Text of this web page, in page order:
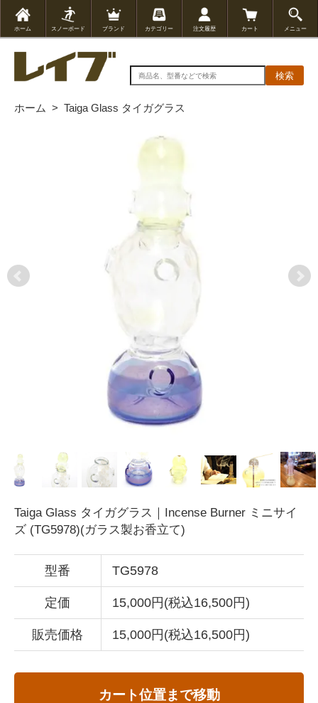
ホーム スノーボード ブランド カテゴリー 注文履歴 カート メニュー
検索
ホーム > Taiga Glass タイガグラス
Taiga Glass タイガグラス｜Incense Burner ミニサイ
ズ (TG5978)(ガラス製お香立て)
型番 TG5978
定価 15,000円(税込16,500円)
販売価格 15,000円(税込16,500円)
カート位置まで移動